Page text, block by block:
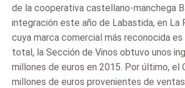
de la cooperativa castellano-manchega
integración este año de Labastida, en La
cuya marca comercial más reconocida es
total, la Sección de Vinos obtuvo unos
millones de euros en 2015. Por último, el
millones de euros provenientes de